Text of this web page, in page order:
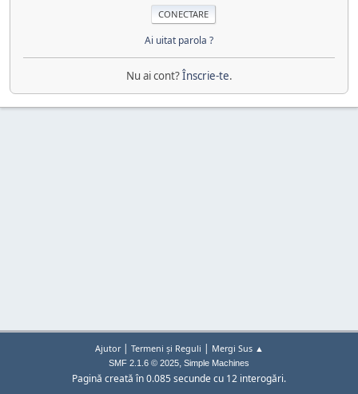
Ai uitat parola ?
Nu ai cont?Înscrie-te.
Ajutor| Termeni și Reguli | Mergi Sus ▲
SMF 2.1.6 © 2025, Simple Machines
Pagină creată în 0.085 secunde cu 12 interogări.